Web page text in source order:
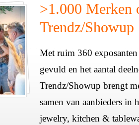
>1.000 Merken
Trendz/Showup
Met ruim 360
gevuld en het aantal
Trendz/Showup brengt
samen van aanbieders in
jewelry, kitchen &